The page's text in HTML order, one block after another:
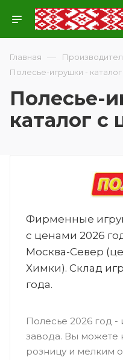
Главная —
Полесье-игрушки -
Полесье-
каталог с
Фирменные
с ценами 2026
Москва-Север
Химки). Склад
года.
Полесье 2026 год
завода. Вы можете
розницу и мелким